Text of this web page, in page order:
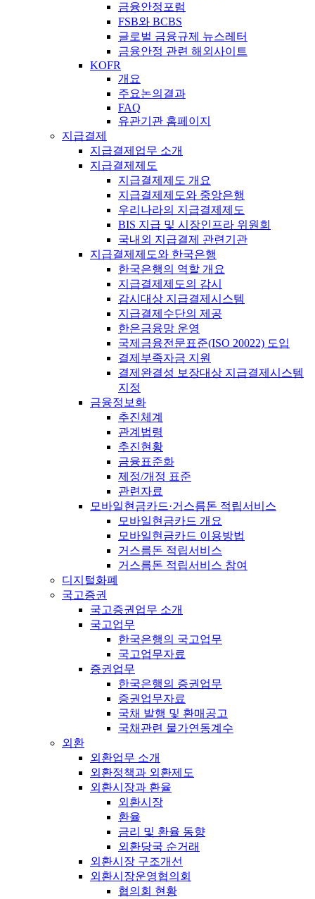
금융안정포럼
FSB와 BCBS
글로벌 금융규제 뉴스레터
금융안정 관련 해외사이트
KOFR
개요
주요논의결과
FAQ
유관기관 홈페이지
지급결제
지급결제업무 소개
지급결제제도
지급결제제도 개요
지급결제제도와 중앙은행
우리나라의 지급결제제도
BIS 지급 및 시장인프라 위원회
국내외 지급결제 관련기관
지급결제제도와 한국은행
한국은행의 역할 개요
지급결제제도의 감시
감시대상 지급결제시스템
지급결제수단의 제공
한은금융망 운영
국제금융전문표준(ISO 20022) 도입
결제부족자금 지원
결제완결성 보장대상 지급결제시스템
지정
금융정보화
추진체계
관계법령
추진현황
금융표준화
제정/개정 표준
관련자료
모바일현금카드·거스름돈 적립서비스
모바일현금카드 개요
모바일현금카드 이용방법
거스름돈 적립서비스
거스름돈 적립서비스 참여
디지털화폐
국고증권
국고증권업무 소개
국고업무
한국은행의 국고업무
국고업무자료
증권업무
한국은행의 증권업무
증권업무자료
국채 발행 및 환매공고
국채관련 물가연동계수
외환
외환업무 소개
외환정책과 외환제도
외환시장과 환율
외환시장
환율
금리 및 환율 동향
외환당국 순거래
외환시장 구조개선
외환시장운영협의회
협의회 현황